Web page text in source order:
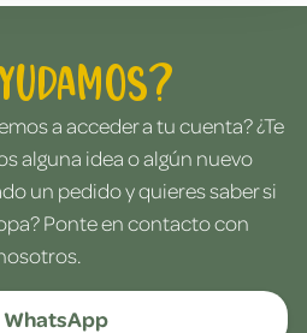
a acceder a tu cuenta? ¿Te
alguna idea o algún nuevo
un pedido y quieres saber si
Ponte en contacto con
WhatsApp